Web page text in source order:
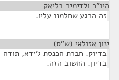
היו"ר ולדימיר בליאק
זה הרגע שחלמנו עליו.
ינון אזולאי (ש"ס)
בדיוק. חברת הכנסת ג'ידא,
בדיון. החשוב הזה.